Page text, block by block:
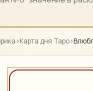
›Карта дня Таро›